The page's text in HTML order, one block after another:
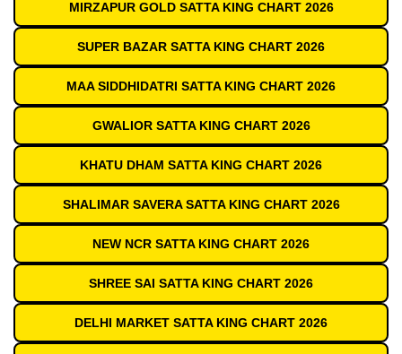
MIRZAPUR GOLD SATTA KING CHART 2026
SUPER BAZAR SATTA KING CHART 2026
MAA SIDDHIDATRI SATTA KING CHART 2026
GWALIOR SATTA KING CHART 2026
KHATU DHAM SATTA KING CHART 2026
SHALIMAR SAVERA SATTA KING CHART 2026
NEW NCR SATTA KING CHART 2026
SHREE SAI SATTA KING CHART 2026
DELHI MARKET SATTA KING CHART 2026